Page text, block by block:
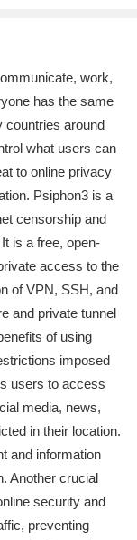
work,
has the same
countries around
what users can
to online privacy
Psiphon3 is a
censorship and
is a free, open-
access to the
of VPN, SSH, and
and private tunnel
of using
imposed
users to access
media, news,
in their location.
and information
Another crucial
security and
preventing